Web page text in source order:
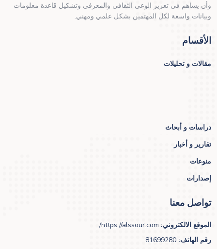
وأن يساهم في تعزيز الوعي الثقافي والمعرفي وتشكيل قاعدة معلومات
وبيانات واسعة لكل المهتمين بشكل علمي ومهني.
الأقسام
مقالات و تحليلات
دراسات و أبحاث
تقارير و أخبار
منوعات
إصدارات
تواصل معنا
الموقع الالكتروني: https://alssour.com/
رقم الهاتف: 81699280